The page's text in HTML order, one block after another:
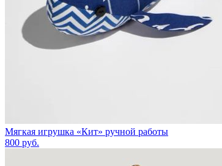
Мягкая игрушка «Кит» ручной работы
800 руб.